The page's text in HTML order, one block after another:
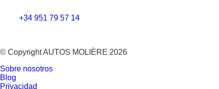
+34 951 79 57 14
© Copyright AUTOS MOLIÈRE 2026
Sobre nosotros
Blog
Privacidad